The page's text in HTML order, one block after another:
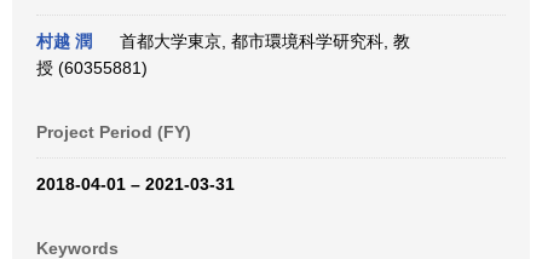
村越 潤
首都大学東京, 都市環境科学研究科, 教
授 (60355881)
Project Period (FY)
2018-04-01 – 2021-03-31
Keywords